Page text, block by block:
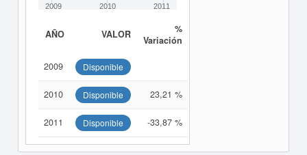
2009 2010 2011
AÑO VALOR
%
Variación
2009 Disponible
2010 Disponible 23,21 %
2011 Disponible -33,87 %